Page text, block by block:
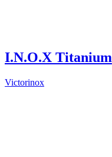
I.N.O.X Titanium
Victorinox